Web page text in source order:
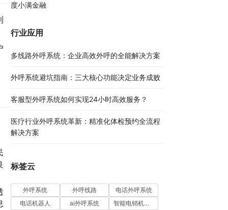
度小满金融
行业应用
多线路外呼系统：企业高效外呼的全能解决方案​
外呼系统避坑指南：三大核心功能决定业务成败​
客服型外呼系统如何实现24小时高效服务？
医疗行业外呼系统革新：精准化体检预约全流程
解决方案​
标签云
外呼系统 外呼线路
电话外呼系统
电话机器人
ai外呼系统
智能电销机器人